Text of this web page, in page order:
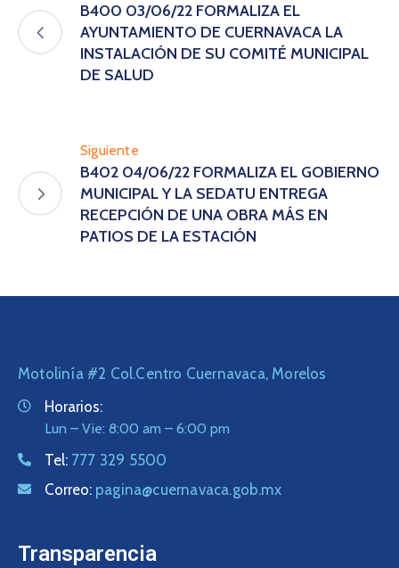
B400 03/06/22 FORMALIZA EL
AYUNTAMIENTO DE CUERNAVACA LA
INSTALACIÓN DE SU COMITÉ MUNICIPAL
DE SALUD
Siguiente
B402 04/06/22 FORMALIZA EL GOBIERNO
MUNICIPAL Y LA SEDATU ENTREGA
RECEPCIÓN DE UNA OBRA MÁS EN
PATIOS DE LA ESTACIÓN
Motolinía #2 Col.Centro Cuernavaca, Morelos
Horarios:
Lun – Vie: 8:00 am – 6:00 pm
Tel: 777 329 5500
Correo: pagina@cuernavaca.gob.mx
Transparencia